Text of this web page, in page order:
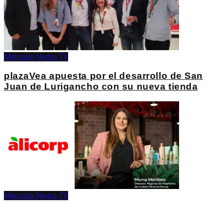
Mercado Negro TV
plazaVea apuesta por el desarrollo de San
Juan de Lurigancho con su nueva tienda
Mercado Negro TV